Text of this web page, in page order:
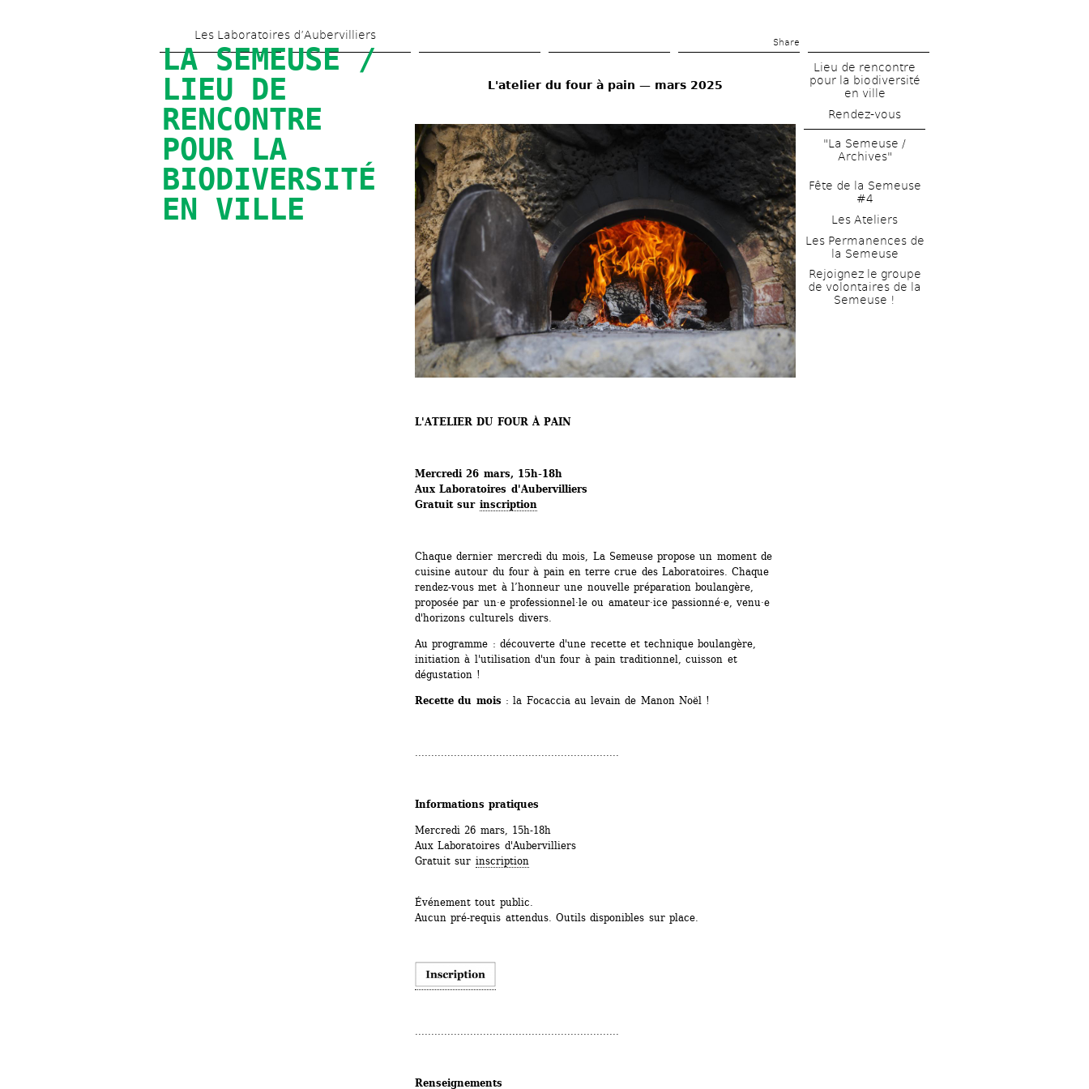
main
Les Laboratoires d’Aubervilliers
Share
LA SEMEUSE /
LIEU DE
RENCONTRE
POUR LA
BIODIVERSITÉ
EN VILLE
L'atelier du four à pain — mars 2025
L'ATELIER DU FOUR À PAIN
Mercredi 26 mars, 15h-18h
Aux Laboratoires d'Aubervilliers
Gratuit sur inscription
Chaque dernier mercredi du mois, La Semeuse propose un moment de
cuisine autour du four à pain en terre crue des Laboratoires. Chaque
rendez-vous met à l’honneur une nouvelle préparation boulangère,
proposée par un·e professionnel·le ou amateur·ice passionné·e, venu·e
d'horizons culturels divers.
Au programme : découverte d'une recette et technique boulangère,
initiation à l'utilisation d'un four à pain traditionnel, cuisson et
dégustation !
Recette du mois : la Focaccia au levain de Manon Noël !
...............................................................
Informations pratiques
Mercredi 26 mars, 15h-18h
Aux Laboratoires d'Aubervilliers
Gratuit sur inscription
Événement tout public.
Aucun pré-requis attendus. Outils disponibles sur place.
Renseignements
Lieu de rencontre
pour la biodiversité
en ville
Rendez-vous
"La Semeuse /
Archives"
Fête de la Semeuse
#4
Les Ateliers
Les Permanences de
la Semeuse
Rejoignez le groupe
de volontaires de la
Semeuse !